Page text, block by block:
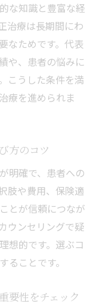
方法を歯医者
通院頻度を歯
装置の特徴と
正治療
用対効果を見
効果を歯医者
度を左右する
な知識と豊富な経
治療は長期間にわ
なためです。代表
や、患者の悩みに
こうした条件を満
療を進められま
方のコツ
明確で、患者への
肢や費用、保険適
とが信頼につなが
ウンセリングで疑
想的です。選ぶコ
ることです。
要性をチェック